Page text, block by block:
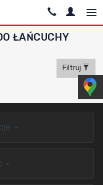
ŁAŃCUCHY
Filtruj